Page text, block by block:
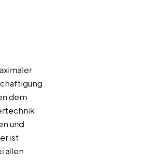
dem
und
ist
allen